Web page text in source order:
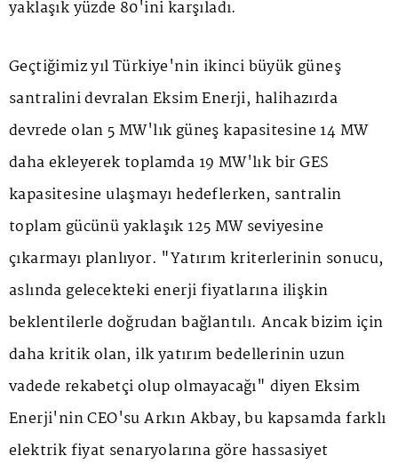
yaklaşık yüzde 80'ini karşıladı.
Geçtiğimiz yıl Türkiye'nin ikinci büyük güneş
santralini devralan Eksim Enerji, halihazırda
devrede olan 5 MW'lık güneş kapasitesine 14 MW
daha ekleyerek toplamda 19 MW'lık bir GES
kapasitesine ulaşmayı hedeflerken, santralin
toplam gücünü yaklaşık 125 MW seviyesine
çıkarmayı planlıyor. "Yatırım kriterlerinin sonucu,
aslında gelecekteki enerji fiyatlarına ilişkin
beklentilerle doğrudan bağlantılı. Ancak bizim için
daha kritik olan, ilk yatırım bedellerinin uzun
vadede rekabetçi olup olmayacağı" diyen Eksim
Enerji'nin CEO'su Arkın Akbay, bu kapsamda farklı
elektrik fiyat senaryolarına göre hassasiyet